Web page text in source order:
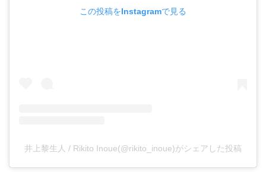
この投稿をInstagramで見る
井上黎生人 / Rikito Inoue(@rikito_inoue)がシェアした投稿